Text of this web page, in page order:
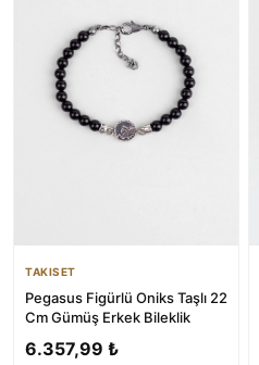
TAKISET
Pegasus Figürlü Oniks Taşlı 22
Cm Gümüş Erkek Bileklik
6.357,99 ₺